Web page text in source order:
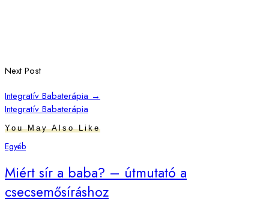
Next Post
Integratív Babaterápia →
Integratív Babaterápia
You May Also Like
Egyéb
Miért sír a baba? – útmutató a
csecsemősíráshoz